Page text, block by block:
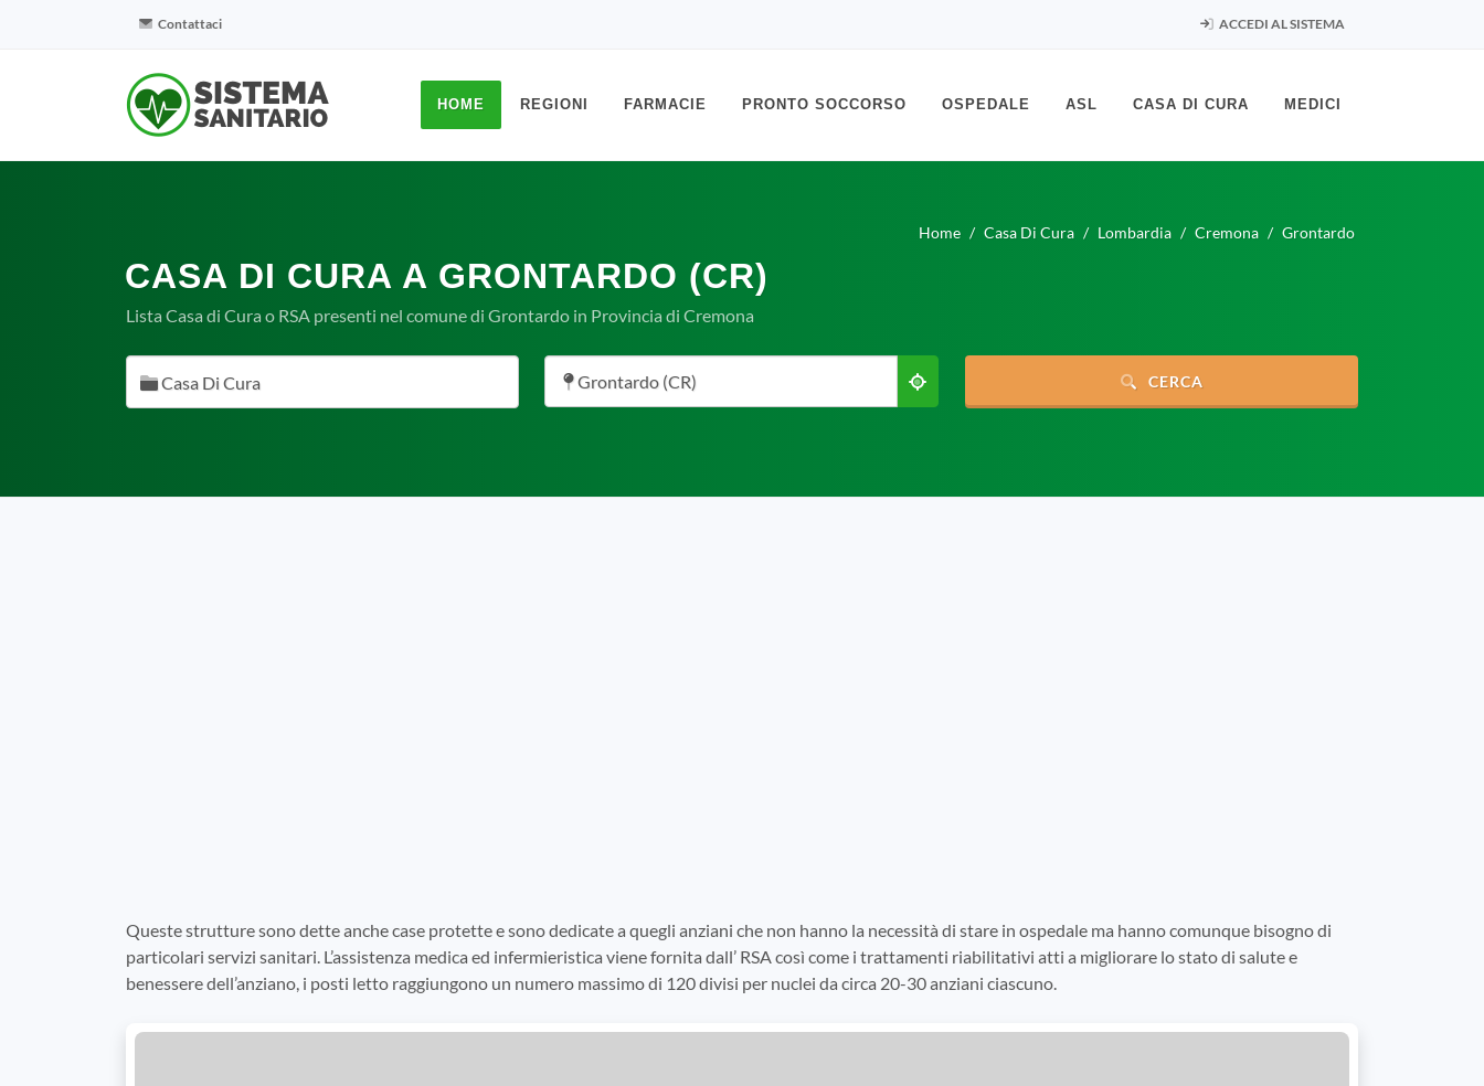
Contattaci ACCEDI AL SISTEMA
HOME REGIONI FARMACIE PRONTO SOCCORSO OSPEDALE ASL CASA DI CURA MEDICI
Home Casa Di Cura Lombardia Cremona Grontardo
CASA DI CURA A GRONTARDO (CR)
Lista Casa di Cura o RSA presenti nel comune di Grontardo in Provincia di Cremona
Casa Di Cura Grontardo (CR) CERCA
Queste strutture sono dette anche case protette e sono dedicate a quegli anziani che non hanno la necessità di stare in ospedale ma hanno comunque bisogno di
particolari servizi sanitari. L’assistenza medica ed infermieristica viene fornita dall’ RSA così come i trattamenti riabilitativi atti a migliorare lo stato di salute e
benessere dell’anziano, i posti letto raggiungono un numero massimo di 120 divisi per nuclei da circa 20-30 anziani ciascuno.